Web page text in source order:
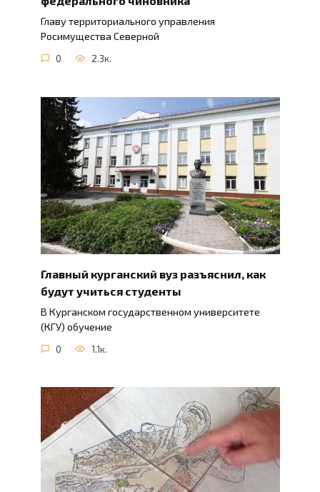
Главу территориального управления
Росимущества Северной
0 2.3к.
Главный курганский вуз разъяснил, как
будут учиться студенты
В Курганском государственном университете
(КГУ) обучение
0 1.1к.